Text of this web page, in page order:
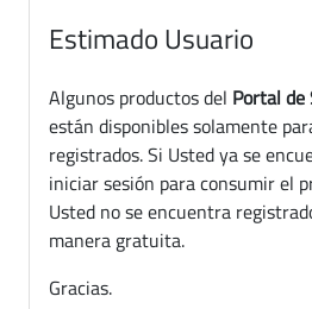
Estimado Usuario
Algunos productos del Portal de
están disponibles solamente
registrados. Si Usted ya se
iniciar sesión para consumir el
Usted no se encuentra
manera gratuita.
Gracias.